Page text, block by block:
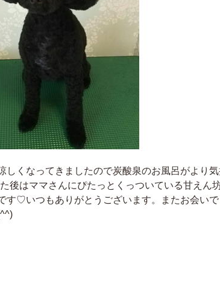
しくなってきましたので炭酸泉のお風呂がより
た後はママさんにぴたっとくっついている甘えん
す♡いつもありがとうございます。またお会い